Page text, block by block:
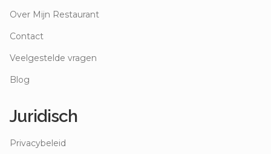
Over Mijn Restaurant
Contact
Veelgestelde vragen
Blog
Juridisch
Privacybeleid